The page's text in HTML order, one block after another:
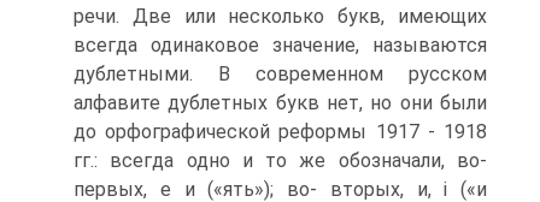
речи. Две или несколько букв, имеющих
всегда одинаковое значение, называются
дублетными. В современном русском
алфавите дублетных букв нет, но они были
до орфографической реформы 1917 - 1918
гг.: всегда одно и то же обозначали, во-
первых, е и («ять»); во- вторых, и, і («и